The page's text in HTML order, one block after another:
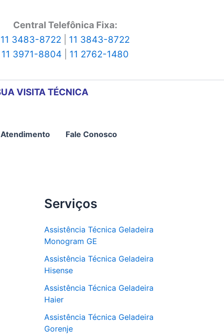
Central Telefônica Fixa:
11 3483-8722
11 3843-8722
11 3971-8804
11 2762-1480
VISITA TÉCNICA
Fale Conosco
Serviços
Assistência Técnica Geladeira
Monogram GE
Assistência Técnica Geladeira
Hisense
Assistência Técnica Geladeira
Haier
Assistência Técnica Geladeira
Gorenje